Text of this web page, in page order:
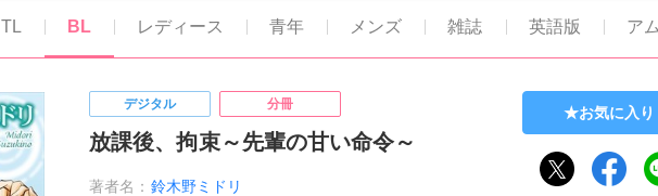
TL BL レディース 青年 メンズ 雑誌 英語版 ア
デジタル 分冊
放課後、拘束～先輩の甘い命令～
著者名： 鈴木野ミドリ
お気に入り